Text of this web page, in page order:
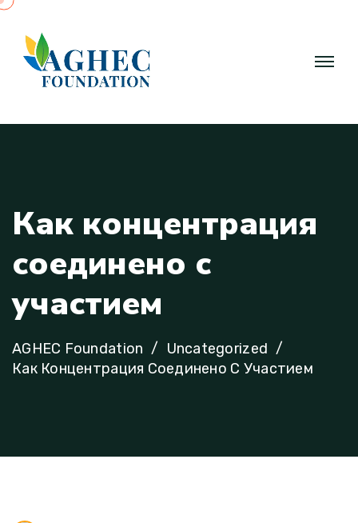
Как концентрация
соединено с
участием
AGHEC Foundation
Uncategorized
Как Концентрация Соединено С Участием